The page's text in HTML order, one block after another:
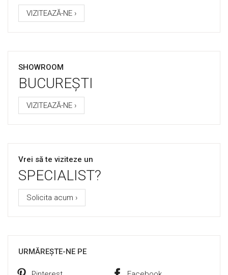
VIZITEAZĂ-NE ›
SHOWROOM
BUCUREȘTI
VIZITEAZĂ-NE ›
Vrei să te viziteze un
SPECIALIST?
Solicita acum ›
URMĂREȘTE-NE PE